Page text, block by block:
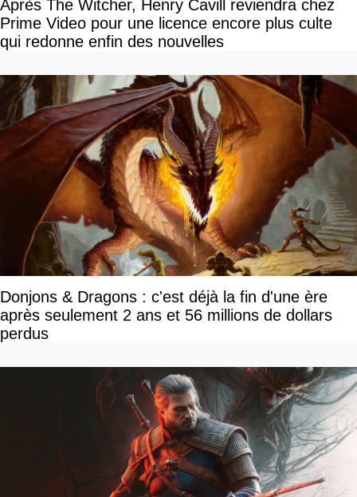
Après The Witcher, Henry Cavill reviendra chez
Prime Video pour une licence encore plus culte
qui redonne enfin des nouvelles
Donjons & Dragons : c'est déjà la fin d'une ère
après seulement 2 ans et 56 millions de dollars
perdus